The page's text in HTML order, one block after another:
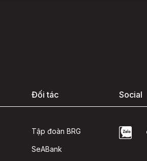
Đối tác
Tập đoàn BRG
SeABank
Social